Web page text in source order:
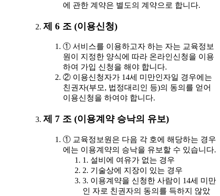
에 관한 계약은 별도의 계약으로 합니다.
제 6 조 (이용신청)
① 서비스를 이용하고자 하는 자는 교육정보
원이 지정한 양식에 따라 온라인신청을 이용
하여 가입 신청을 해야 합니다.
② 이용신청자가 14세 미만인자일 경우에는
친권자(부모, 법정대리인 등)의 동의를 얻어
이용신청을 하여야 합니다.
제 7 조 (이용계약 승낙의 유보)
① 교육정보원은 다음 각 호에 해당하는 경우
에는 이용계약의 승낙을 유보할 수 있습니다.
1. 설비에 여유가 없는 경우
2. 기술상에 지장이 있는 경우
3. 이용계약을 신청한 사람이 14세 미만
인 자로 친권자의 동의를 득하지 않았